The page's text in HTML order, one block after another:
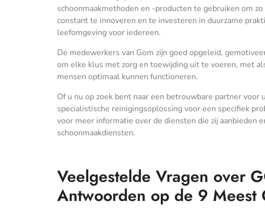
schoonmaakmethoden en -producten te gebruiken om
constant te innoveren en te investeren in duurzame
leefomgeving voor iedereen.
De medewerkers van Gom zijn goed opgeleid,
om elke klus met zorg en toewijding uit te voeren, met
mensen optimaal kunnen functioneren.
Of u nu op zoek bent naar een betrouwbare partner voor
specialistische reinigingsoplossing voor een specifiek
voor meer informatie over de diensten die zij aanbieden
schoonmaakdiensten.
Veelgestelde Vragen over
Antwoorden op de 9 Meest